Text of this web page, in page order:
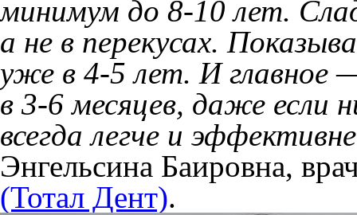
минимум до 8-10 лет.
а не в перекусах.
уже в 4-5 лет. И главное
в 3-6 месяцев, даже если
всегда легче и
Энгельсина Баировна,
(Тотал Дент).